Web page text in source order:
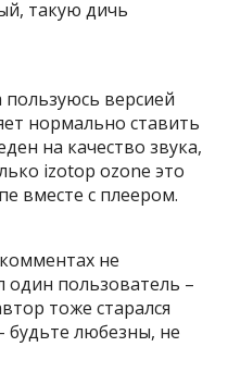
такую дичь
версией
нормально ставить
на качество звука,
izotop ozone это
вместе с плеером.
не
один пользователь –
тоже старался
будьте любезны, не